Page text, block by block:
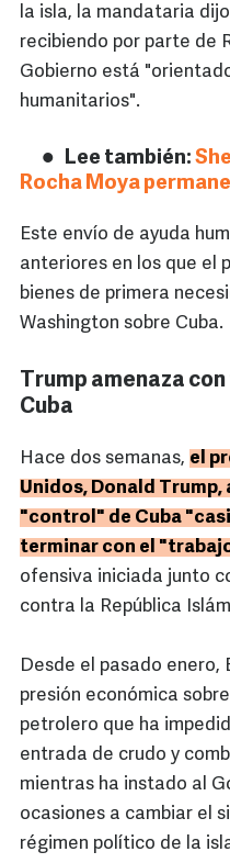
la isla, la mandataria
recibiendo por parte de
Gobierno está
humanitarios".
Lee también:
Rocha Moya
Este envío de ayuda
anteriores en los que el
bienes de primera
Washington sobre Cuba.
Trump amenaza
Cuba
Hace dos semanas, el
Unidos, Donald
"control" de Cuba
terminar con el
ofensiva iniciada junto
contra la República
Desde el pasado enero,
presión económica
petrolero que ha
entrada de crudo y
mientras ha instado al
ocasiones a cambiar el
régimen político de la